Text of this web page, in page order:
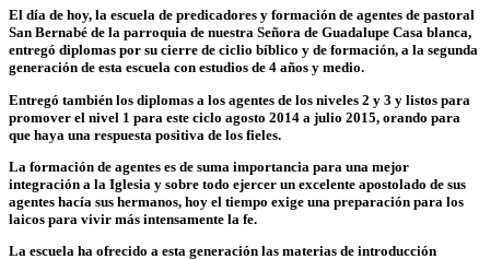
El día de hoy, la escuela de predicadores y formación de agentes de pastoral
San Bernabé de la parroquia de nuestra Señora de Guadalupe Casa blanca,
entregó diplomas por su cierre de ciclio bíblico y de formación, a la segunda
generación de esta escuela con estudios de 4 años y medio.
Entregó también los diplomas a los agentes de los niveles 2 y 3 y listos para
promover el nivel 1 para este ciclo agosto 2014 a julio 2015, orando para
que haya una respuesta positiva de los fieles.
La formación de agentes es de suma importancia para una mejor
integración a la Iglesia y sobre todo ejercer un excelente apostolado de sus
agentes hacía sus hermanos, hoy el tiempo exige una preparación para los
laicos para vivir más intensamente la fe.
La escuela ha ofrecido a esta generación las materias de introducción